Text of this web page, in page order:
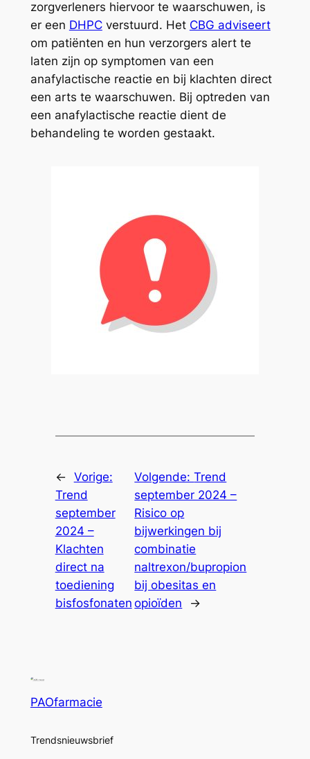
zorgverleners hiervoor te waarschuwen, is
er een DHPCverstuurd. Het CBG adviseert
om patiënten en hun verzorgers alert te
laten zijn op symptomen van een
anafylactische reactie en bij klachten direct
een arts te waarschuwen. Bij optreden van
een anafylactische reactie dient de
behandeling te worden gestaakt.
← Vorige:
Trend
september
2024 –
Klachten
direct na
toediening
bisfosfonaten
Volgende:Trend
september 2024 –
Risico op
bijwerkingen bij
combinatie
naltrexon/bupropion
bij obesitas en
opioïden
→
PAOfarmacie
Trendsnieuwsbrief